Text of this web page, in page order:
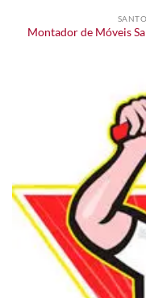
Montador de Móveis